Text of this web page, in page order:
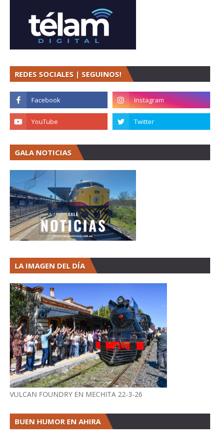
REDES SOCIALES | SEGUINOS!
GALA NOTICIAS
LA IMAGEN DEL DÍA
VULCAN FOUNDRY EN MECHITA 22-3-26
BUEN HUMOR EN AHIRA